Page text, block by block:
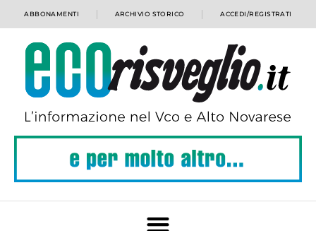
ABBONAMENTI ARCHIVIO STORICO ACCEDI/REGISTRATI